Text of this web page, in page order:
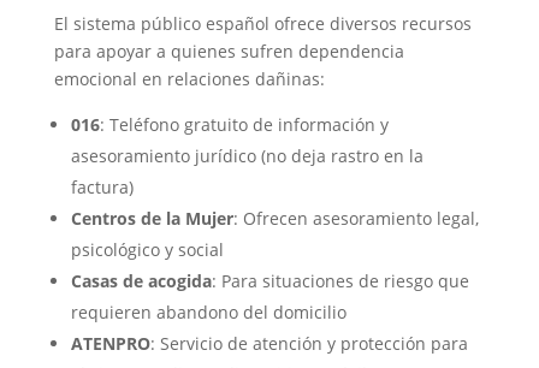
El sistema público español ofrece diversos recursos
para apoyar a quienes sufren dependencia
emocional en relaciones dañinas:
016: Teléfono gratuito de información y
asesoramiento jurídico (no deja rastro en la
factura)
Centros de la Mujer: Ofrecen asesoramiento legal,
psicológico y social
Casas de acogida: Para situaciones de riesgo que
requieren abandono del domicilio
ATENPRO: Servicio de atención y protección para